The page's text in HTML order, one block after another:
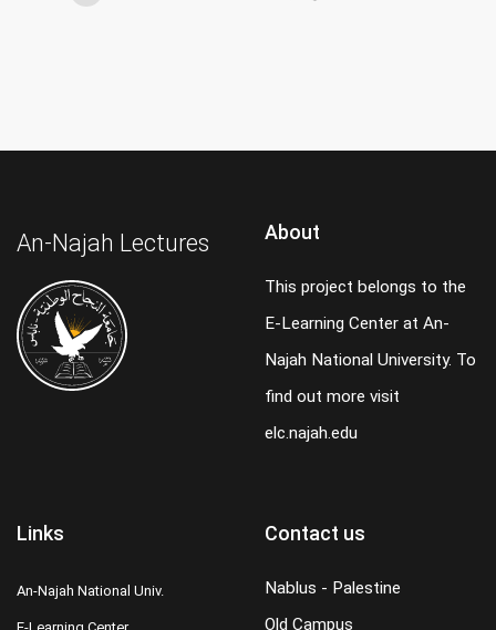
An-Najah Lectures About
This project belongs to the
E-Learning Center at An-
Najah National University. To
find out more visit
elc.najah.edu
Links
An-Najah National Univ.
Contact us
Nablus - Palestine
Old Campus